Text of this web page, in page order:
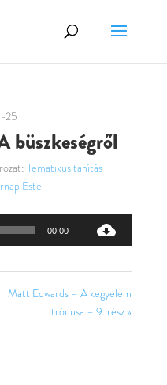
25
büszkeségről
Tematikus tanítás
Este
00:00
Matt Edwards – A kegyelem
trónusa – 9. rész »